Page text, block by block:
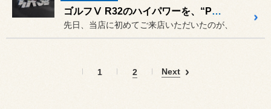
ゴルフⅤ R32のハイパワーを、“POTENZA S001”と“TE37 SAGA”でしっかり受け止める！
先日、当店に初めてご来店いただいたのが、
1 2 Next